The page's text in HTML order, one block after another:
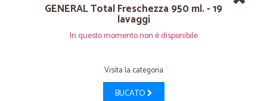
GENERAL Total Freschezza 950 ml. - 19
lavaggi
In questo momento non è disponibile
Visita la categoria
BUCATO